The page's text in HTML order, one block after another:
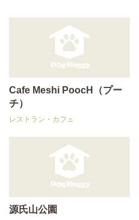
Cafe Meshi PoocH（プー
チ）
レストラン・カフェ
源氏山公園